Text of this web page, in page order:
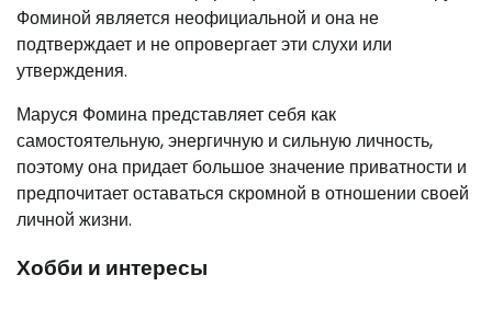
Фоминой является неофициальной и она не
подтверждает и не опровергает эти слухи или
утверждения.
Маруся Фомина представляет себя как
самостоятельную, энергичную и сильную личность,
поэтому она придает большое значение приватности и
предпочитает оставаться скромной в отношении своей
личной жизни.
Хобби и интересы